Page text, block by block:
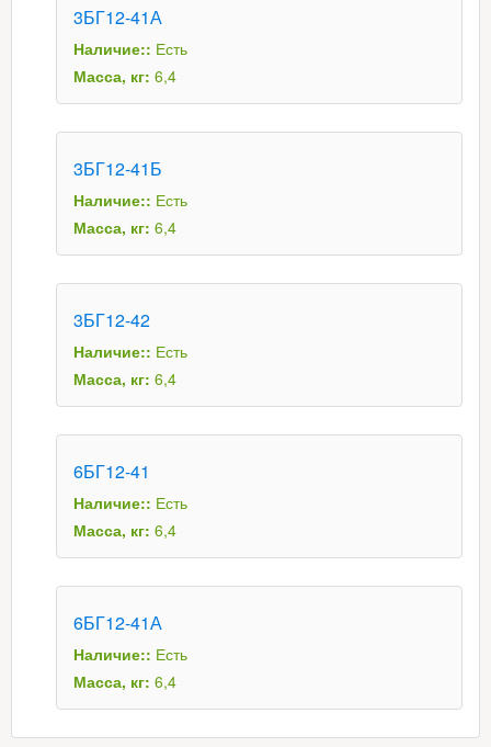
3БГ12-41А
Наличие:: Есть
Масса, кг: 6,4
3БГ12-41Б
Наличие:: Есть
Масса, кг: 6,4
3БГ12-42
Наличие:: Есть
Масса, кг: 6,4
6БГ12-41
Наличие:: Есть
Масса, кг: 6,4
6БГ12-41А
Наличие:: Есть
Масса, кг: 6,4